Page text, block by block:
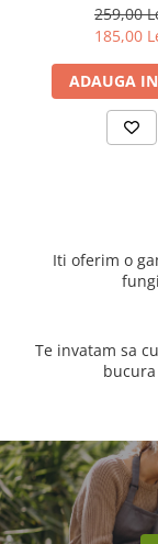
259,00
185,00
ADAUGA
Iti oferim o
Te invatam sa